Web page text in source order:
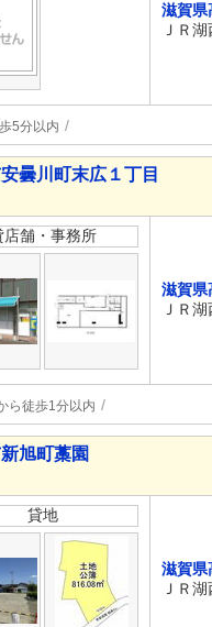
滋賀県
ＪＲ
5分以内
曇川町末広１丁目
店舗・事務所
滋賀県
ＪＲ
ら徒歩1分以内
旭町藁園
貸地
滋賀県
ＪＲ